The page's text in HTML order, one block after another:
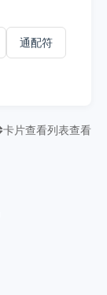
通配符
卡片查看列表查看